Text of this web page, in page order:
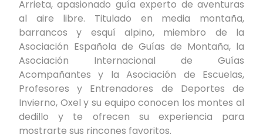
Arrieta, apasionado guía experto de aventuras
al aire libre. Titulado en media montaña,
barrancos y esquí alpino, miembro de la
Asociación Española de Guías de Montaña, la
Asociación Internacional de Guías
Acompañantes y la Asociación de Escuelas,
Profesores y Entrenadores de Deportes de
Invierno, Oxel y su equipo conocen los montes al
dedillo y te ofrecen su experiencia para
mostrarte sus rincones favoritos.